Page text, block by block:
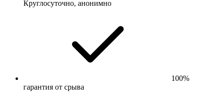
Круглосуточно, анонимно
100%
гарантия от срыва